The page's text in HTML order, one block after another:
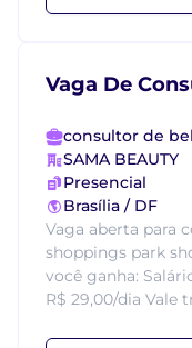
Vaga De
consultor de
SAMA BEAUTY
Presencial
Brasília / DF
Vaga aberta para
shoppings park
você ganha:
R$ 29,00/dia Vale